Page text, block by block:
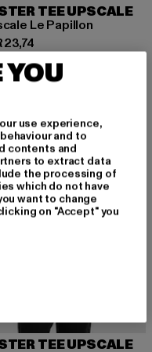
TEE UPSCALE
Le Papillon
23,74prijs: EUR 23,74
TEE UPSCALE
YOU
use experience,
and to
contents and
to extract data
the processing of
which do not have
want to change
on "Accept" you